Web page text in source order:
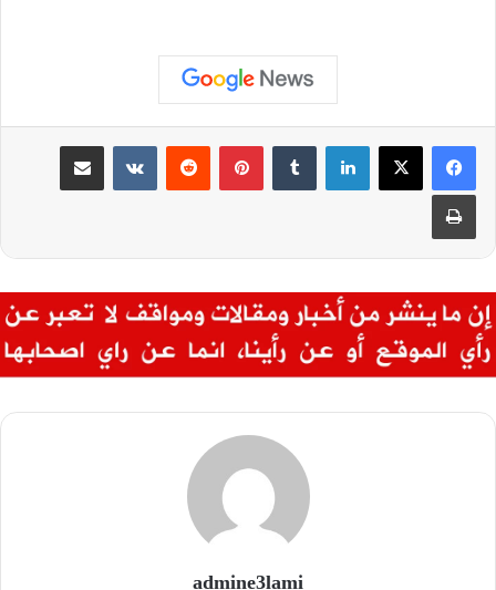
لينكدإن بينتيريست مشاركة عبر البريد
طباعة
admine3lami